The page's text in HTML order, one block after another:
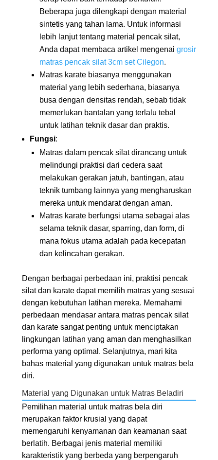
Beberapa juga dilengkapi dengan material
sintetis yang tahan lama. Untuk informasi
lebih lanjut tentang material pencak silat,
Anda dapat membaca artikel mengenai grosir
matras pencak silat 3cm set Cilegon.
Matras karate biasanya menggunakan
material yang lebih sederhana, biasanya
busa dengan densitas rendah, sebab tidak
memerlukan bantalan yang terlalu tebal
untuk latihan teknik dasar dan praktis.
Fungsi:
Matras dalam pencak silat dirancang untuk
melindungi praktisi dari cedera saat
melakukan gerakan jatuh, bantingan, atau
teknik tumbang lainnya yang mengharuskan
mereka untuk mendarat dengan aman.
Matras karate berfungsi utama sebagai alas
selama teknik dasar, sparring, dan form, di
mana fokus utama adalah pada kecepatan
dan kelincahan gerakan.
Dengan berbagai perbedaan ini, praktisi pencak
silat dan karate dapat memilih matras yang sesuai
dengan kebutuhan latihan mereka. Memahami
perbedaan mendasar antara matras pencak silat
dan karate sangat penting untuk menciptakan
lingkungan latihan yang aman dan menghasilkan
performa yang optimal. Selanjutnya, mari kita
bahas material yang digunakan untuk matras bela
diri.
Material yang Digunakan untuk Matras Beladiri
Pemilihan material untuk matras bela diri
merupakan faktor krusial yang dapat
memengaruhi kenyamanan dan keamanan saat
berlatih. Berbagai jenis material memiliki
karakteristik yang berbeda yang berpengaruh